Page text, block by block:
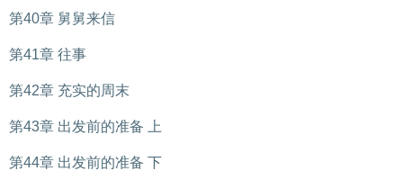
第40章 舅舅来信
第41章 往事
第42章 充实的周末
第43章 出发前的准备 上
第44章 出发前的准备 下